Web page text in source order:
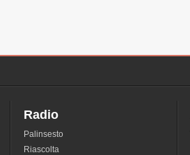
Radio
Palinsesto
Riascolta